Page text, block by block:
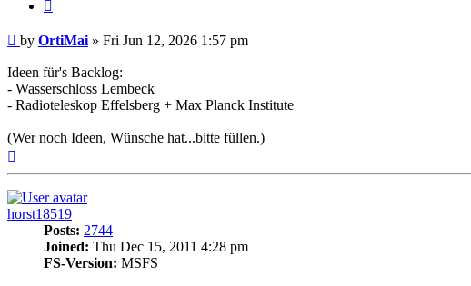
Post
by OrtiMai » Fri Jun 12, 2026 1:57 pm
Ideen für's Backlog:
- Wasserschloss Lembeck
- Radioteleskop Effelsberg + Max Planck Institute
(Wer noch Ideen, Wünsche hat...bitte füllen.)
horst18519
Posts: 2744
Joined: Thu Dec 15, 2011 4:28 pm
FS-Version: MSFS